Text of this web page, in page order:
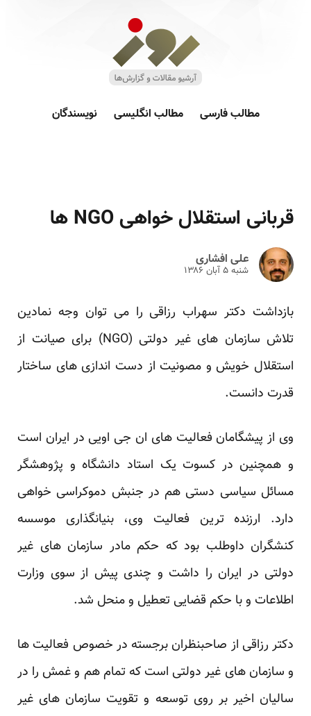
مطالب فارسی مطالب انگلیسی نویسندگان
قربانی استقلال خواهی ‏NGO‏ ها
علی افشاری
شنبه ۵ آبان ۱۳۸۶
بازداشت دکتر سهراب رزاقی را می توان وجه نمادین
تلاش سازمان های غیر دولتی (‏NGO‏) برای صیانت از
‏استقلال خویش و مصونیت از دست اندازی های ساختار
قدرت دانست.‏
وی از پیشگامان فعالیت های ان جی اویی در ایران است
و همچنین در کسوت یک استاد دانشگاه و پژوهشگر
‏مسائل سیاسی دستی هم در جنبش دموکراسی خواهی
دارد. ارزنده ترین فعالیت وی، بنیانگذاری موسسه
کنشگران ‏داوطلب بود که حکم مادر سازمان های غیر
دولتی در ایران را داشت و چندی پیش از سوی وزارت
اطلاعات و ‏با حکم قضایی تعطیل و منحل شد.‏
دکتر رزاقی از صاحبنظران برجسته در خصوص فعالیت ها
و سازمان های غیر دولتی است که تمام هم و غمش ‏را در
سالیان اخیر بر روی توسعه و تقویت سازمان های غیر